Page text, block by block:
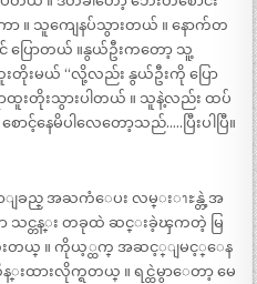
ော ။ သူကျေနပ်သွားတယ် ။ နောက်တ
ပြောတယ် ။နွယ်ဦးကတော့ သူ့
တိုးမယ် “လို့လည်း နွယ်ဦးကို ပြော
းတိုးသွားပါတယ် ။ သူနဲ့လည်း ထပ်
င့်နေမိပါလေတော့သည်…..ပြီးပါပြီ။
ာျခည္ အႀကံေပး လမ္းၫႊန္တဲ့အ
သင္တန္း တခုထဲ ဆင္းခဲ့ၾကတဲ့ မြ
းတယ္ ။ ကိုယ့္ထက္ အဆင့္ျမင့္ေန
ထားလိုက္ရတယ္ ။ ရင္ထဲမွာေတာ့ မေ